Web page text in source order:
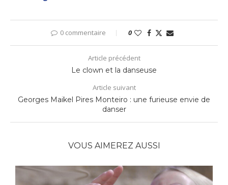
0 commentaire 0
Article précédent
Le clown et la danseuse
Article suivant
Georges Maikel Pires Monteiro : une furieuse envie de
danser
VOUS AIMEREZ AUSSI